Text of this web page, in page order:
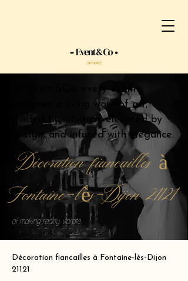
At Event&Co, every event
becomes a living work of art,
guided by intuition, elevated by
design, and infused with elegance.
Décoration fiancailles à
Fontaine-lès-Dijon 21121
of making reality vibrate.
Décoration fiancailles à Fontaine-lès-Dijon
21121